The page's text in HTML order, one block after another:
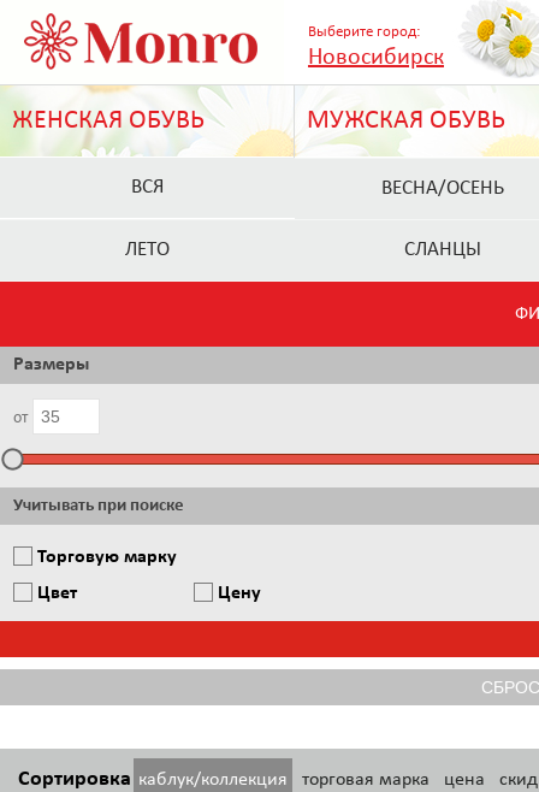
Выберите город:
Новосибирск
ЖЕНСКАЯ ОБУВЬ МУЖСКАЯ ОБУВЬ
ВСЯ ВЕСНА/ОСЕНЬ
ЛЕТО СЛАНЦЫ
Размеры
от
Учитывать при поиске
Торговую марку
Цвет
Цену
Сортировка каблук/коллекция торговая марка цена